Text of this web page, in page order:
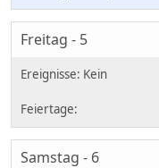
Freitag - 5
Samstag - 6